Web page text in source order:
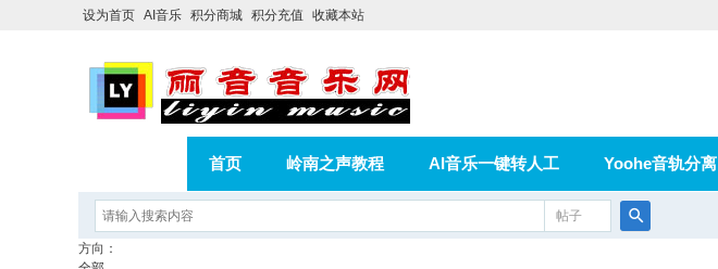
设为首页 AI音乐 积分商城 积分充值 收藏本站
首页 岭南之声教程 AI音乐一键转人工 Yoohe音轨分离
在线论坛
帖子
方向：